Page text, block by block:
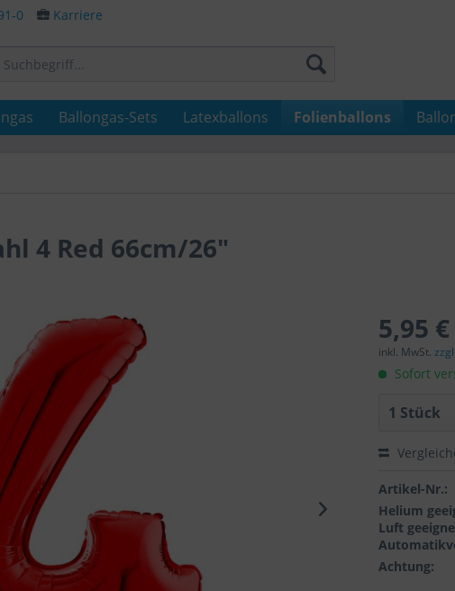
0 Karriere
Ballongas-Sets Latexballons Folienballons
4 Red 66cm/26"
5,95
inkl. MwSt.
Sofort
Artikel-Nr.:
Helium
Luft
Achtung: